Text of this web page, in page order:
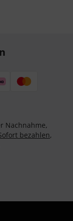
Nachnahme,
bezahlen,